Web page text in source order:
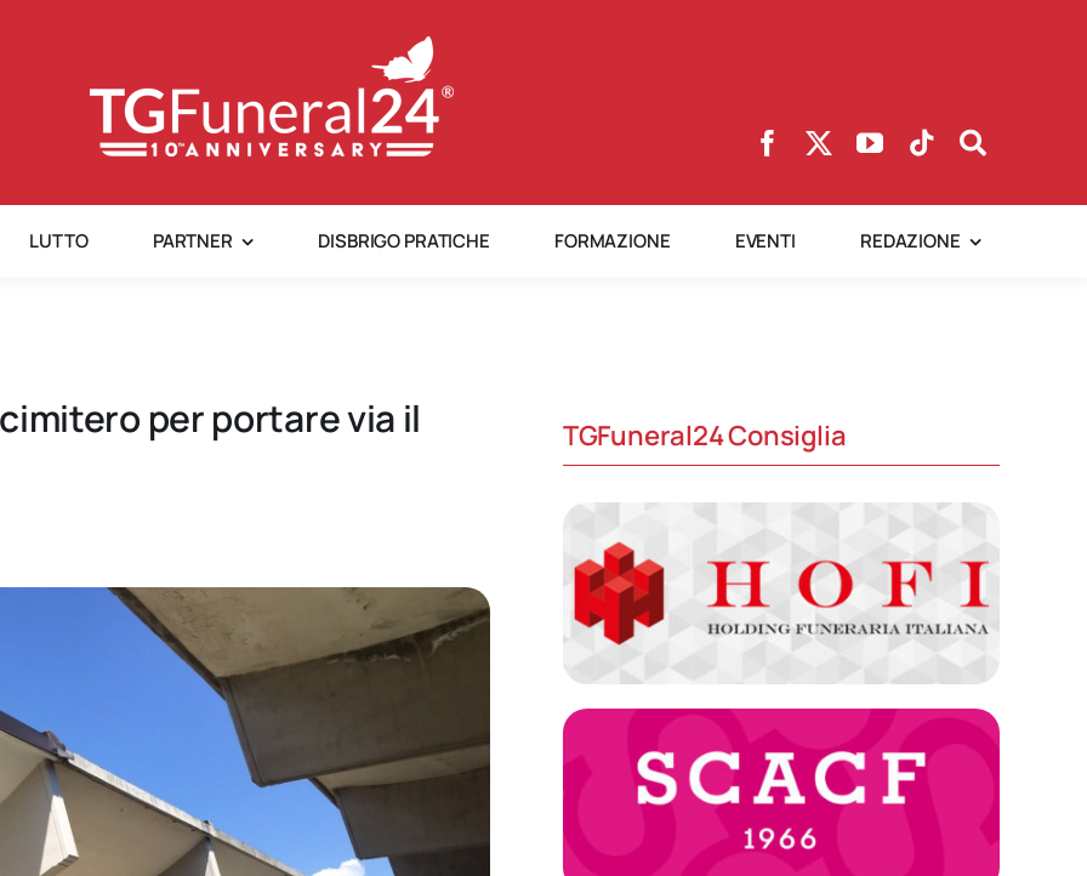
LUTTO PARTNER DISBRIGO PRATICHE FORMAZIONE EVENTI REDAZIONE
per portare via il
TGFuneral24 Consiglia